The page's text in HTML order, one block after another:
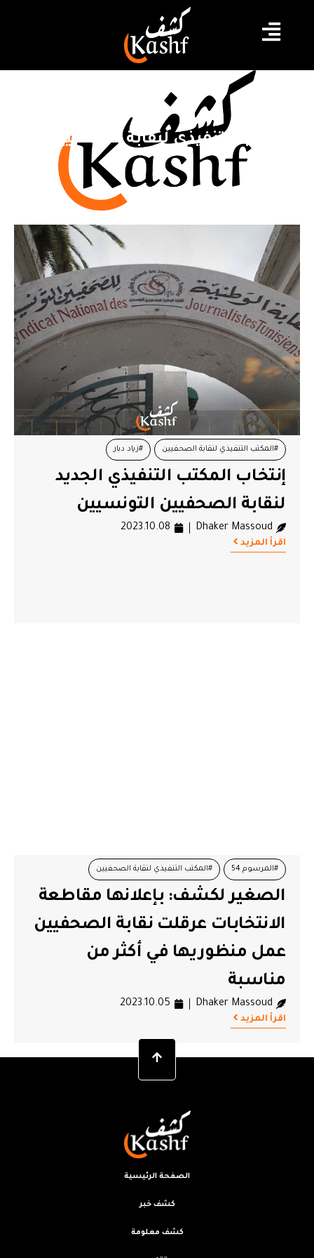
المكتب التنفيذي لنقابة الصحفيين
#المكتب التنفيذي لنقابة الصحفيين #زياد دبار
إنتخاب المكتب التنفيذي الجديد
لنقابة الصحفيين التونسيين
Dhaker Massoud
2023.10.08
اقرأ المزيد
#المرسوم 54 #المكتب التنفيذي لنقابة الصحفيين
#حرية الصحافة #نقابة الصحفيين التونسيين
الصغير لكشف: بإعلانها مقاطعة
الانتخابات عرقلت نقابة الصحفيين
عمل منظوريها في أكثر من
مناسبة
Dhaker Massoud
2023.10.05
اقرأ المزيد
الصفحة الرئيسية
كشف خبر
كشف معلومة